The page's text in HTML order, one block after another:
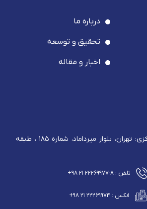
درباره ما
تحقیق و توسعه
اخبار و مقاله
آدرس دفتر مرکزی: تهران، بلوار میرداماد، شماره ۱۸۵ ، طبقه
تلفن : ۸-۲۲۲۶۹۹۷۷ ۲۱ ۹۸+
فکس : ۲۲۲۶۹۹۷۴ ۲۱ ۹۸+